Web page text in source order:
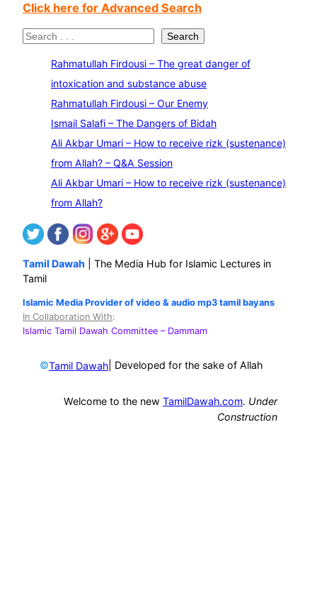
Click here for Advanced Search
S
Search
Rahmatullah Firdousi – The great danger of
intoxication and substance abuse
Rahmatullah Firdousi – Our Enemy
Ismail Salafi – The Dangers of Bidah
Ali Akbar Umari – How to receive rizk (sustenance)
from Allah? – Q&A Session
Ali Akbar Umari – How to receive rizk (sustenance)
from Allah?
Tamil Dawah | The Media Hub for Islamic Lectures in
Tamil
Islamic Media Provider of video & audio mp3 tamil bayans
In Collaboration With:
Islamic Tamil Dawah Committee – Dammam
©Tamil Dawah | Developed for the sake of Allah
Welcome to the new TamilDawah.com. Under
Construction